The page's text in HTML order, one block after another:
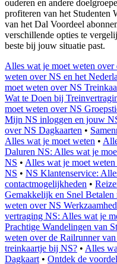
ouderen en andere
profiteren van het Studenten
van het Dal Voordeel
verschillende opties te
beste bij jouw situatie past.
Alles wat je moet weten over
weten over NS en het
moet weten over NS
Wat te Doen bij
moet weten over NS
Mijn NS inloggen en jouw
over NS Dagkaarten •
Alles wat je moet weten •
Daluren NS: Alles wat je
NS • Alles wat je moet
NS • NS Klantenservice:
contactmogelijkheden •
Gemakkelijk en Snel Betalen
weten over NS
vertraging NS: Alles wat je
Prachtige Wandelingen van
weten over de Railrunner
treinkaartje bij NS? • Alles
Dagkaart • Ontdek de